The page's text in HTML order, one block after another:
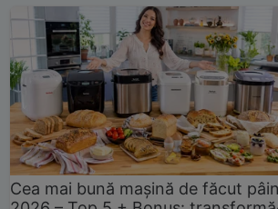
Cea mai bună mașină de făcut